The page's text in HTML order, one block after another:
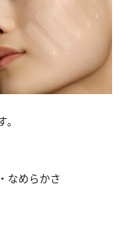
なめらかさ